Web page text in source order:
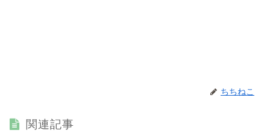
ちちねこ
関連記事